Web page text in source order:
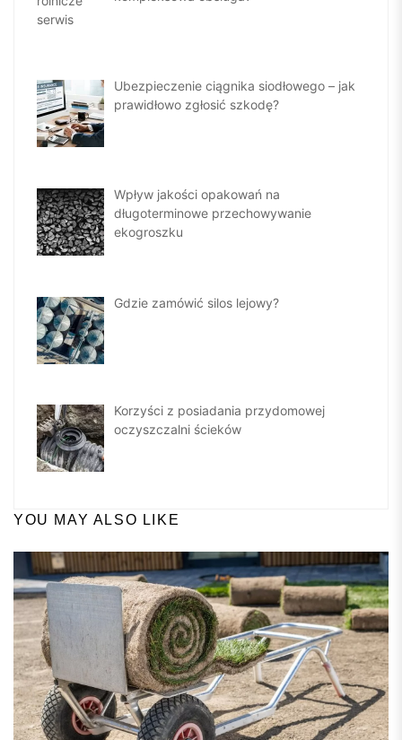
Ubezpieczenie ciągnika siodłowego – jak
prawidłowo zgłosić szkodę?
Wpływ jakości opakowań na
długoterminowe przechowywanie
ekogroszku
Gdzie zamówić silos lejowy?
Korzyści z posiadania przydomowej
oczyszczalni ścieków
YOU MAY ALSO LIKE